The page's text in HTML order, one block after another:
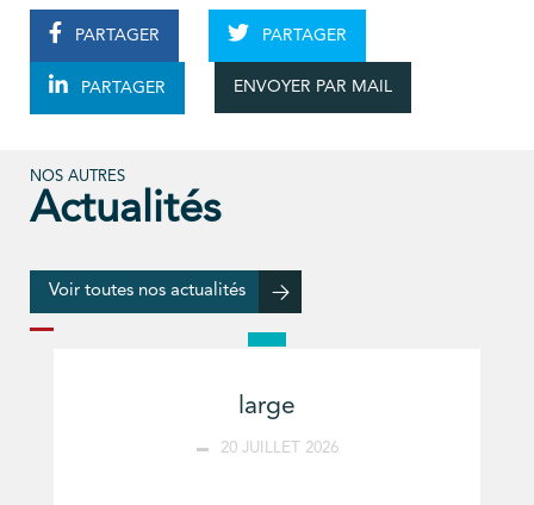
PARTAGER PARTAGER
PARTAGER ENVOYER PAR MAIL
NOS AUTRES
Actualités
Voir toutes nos actualités
large
20 JUILLET 2026